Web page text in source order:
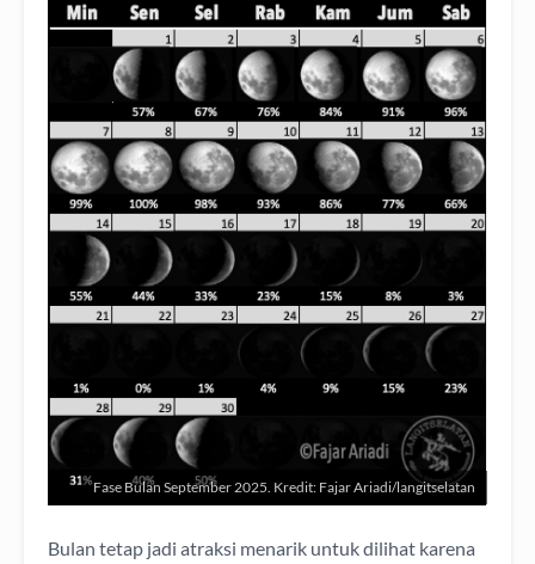
Fase Bulan September 2025. Kredit: Fajar Ariadi/langitselatan
Bulan tetap jadi atraksi menarik untuk dilihat karena